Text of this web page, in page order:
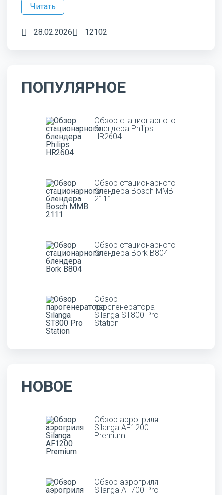
Читать
28.02.2026 12102
ПОПУЛЯРНОЕ
Обзор стационарного
блендера Philips
HR2604
Обзор стационарного
блендера Bosch MMB
2111
Обзор стационарного
блендера Bork B804
Обзор
парогенератора
Silanga ST800 Pro
Station
НОВОЕ
Обзор аэрогриля
Silanga AF1200
Premium
Обзор аэрогриля
Silanga AF700 Pro